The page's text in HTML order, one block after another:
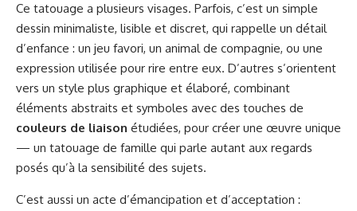
Ce tatouage a plusieurs visages. Parfois, c’est un simple
dessin minimaliste, lisible et discret, qui rappelle un détail
d’enfance : un jeu favori, un animal de compagnie, ou une
expression utilisée pour rire entre eux. D’autres s’orientent
vers un style plus graphique et élaboré, combinant
éléments abstraits et symboles avec des touches de
couleurs de liaison étudiées, pour créer une œuvre unique
— un tatouage de famille qui parle autant aux regards
posés qu’à la sensibilité des sujets.
C’est aussi un acte d’émancipation et d’acceptation :